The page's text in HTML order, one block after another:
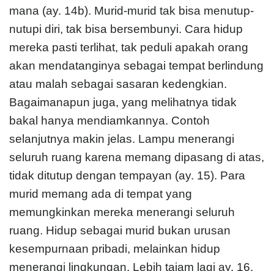
mana (ay. 14b). Murid-murid tak bisa menutup-
nutupi diri, tak bisa bersembunyi. Cara hidup
mereka pasti terlihat, tak peduli apakah orang
akan mendatanginya sebagai tempat berlindung
atau malah sebagai sasaran kedengkian.
Bagaimanapun juga, yang melihatnya tidak
bakal hanya mendiamkannya. Contoh
selanjutnya makin jelas. Lampu menerangi
seluruh ruang karena memang dipasang di atas,
tidak ditutup dengan tempayan (ay. 15). Para
murid memang ada di tempat yang
memungkinkan mereka menerangi seluruh
ruang. Hidup sebagai murid bukan urusan
kesempurnaan pribadi, melainkan hidup
menerangi lingkungan. Lebih tajam lagi ay. 16.